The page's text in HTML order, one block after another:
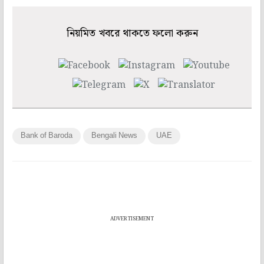
নিয়মিত খবরে থাকতে ফলো করুন
Bank of Baroda Bengali News UAE
ADVERTISEMENT